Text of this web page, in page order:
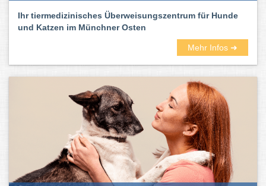
Ihr tiermedizinisches Überweisungszentrum für Hunde
und Katzen im Münchner Osten
Mehr Infos ➜